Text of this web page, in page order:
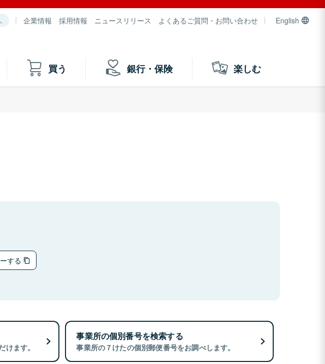
企業情報 採用情報 ニュースリリース よくあるご質問・お問い合わせ English
買う 銀行・保険 楽しむ
する
ます。
事業所の個別番号を検索する
事業所の７けたの個別郵便番号をお調べします。